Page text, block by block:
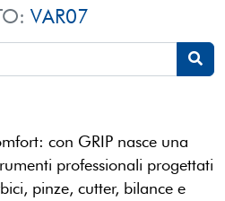
VAR07
con GRIP nasce una
professionali progettati
pinze, cutter, bilance e